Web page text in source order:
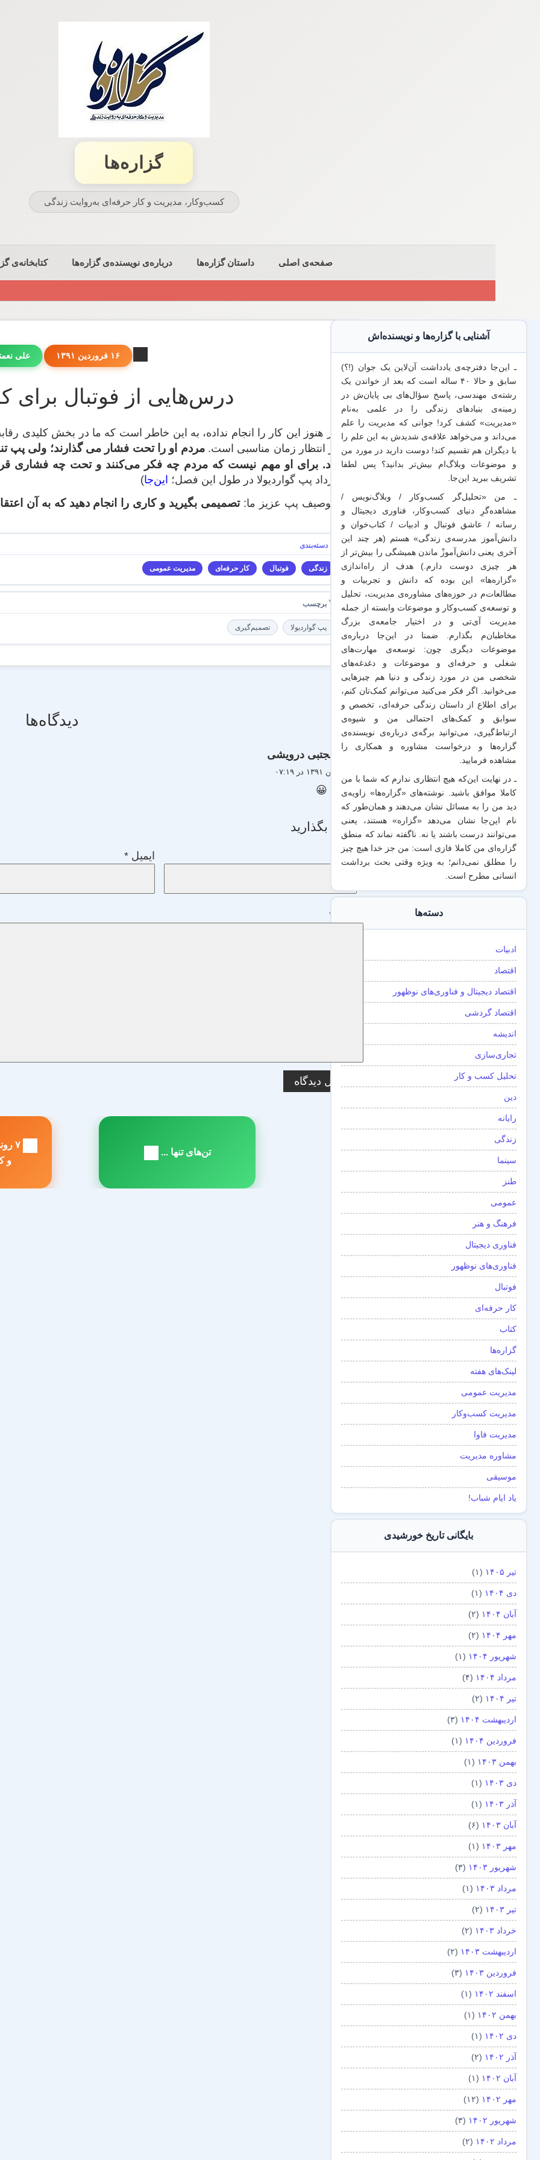
گزاره‌ها
کسب‌وکار، مدیریت و كار حرفه‌ای به‌روایت زندگی
صفحه‌ی اصلی داستان گزاره‌ها درباره‌ی نویسنده‌ی گزاره‌ها کتابخانه‌ی
۱۶ فروردین ۱۳۹۱ علی
درس‌هایی از فوتبال برای
«اگر هنوز این کار را انجام نداده، به این خاطر است که ما در بخش کلیدی
و در انتظار زمان مناسبی است.مردم او را تحت فشار می گذارند؛ ولی پپ
باشد. برای او مهم نیست که مردم چه فکر می‌کنند و تحت چه فشاری
قرارداد پپ گواردیولا در طول این فصل؛
این‌جا)
در توصیف پپ عزیز ما:تصمیمی بگیرید و کاری را انجام دهید که به آن
🙂
زندگی فوتبال کار حرفه‌ای مدیریت عمومی
پپ گواردیولا تصمیم‌گیری
دیدگاه‌ها
مجتبی درویشی
احسنت 😀
دیدگاه بگذارید
نام* ایمیل*
*
راهبری
۷
و
مطلب
تن‌های تنها ...
آشنایی با گزاره‌ها و نویسنده‌اش
ـ این‌جا دفترچه‌ی یادداشت‌ آن‌لاین یک جوان (!؟)
سابق و حالا ۴۰ ساله است که بعد از خواندن یک
رشته‌ی مهندسی، پاسخ سؤال‌های بی پایان‌ش در
زمینه‌ی بنیادهای زندگی را در علمی به‌نام
«مدیریت» کشف کرد! جوانی که مدیریت را علم
می‌داند و می‌خواهد علاقه‌ی شدیدش به این علم را
بادیگران همتقسیم کند! دوست دارید در مورد من
و موضوعات وبلاگ‌ام بیش‌تر بدانید؟ پس لطفا
تشریف ببرید این‌جا.
ـ من «تحلیل‌گر کسب‌وکار / وبلاگ‌نویس /
مشاهده‌گرِ دنیای کسب‌وکار، فناوری دیجیتال و
رسانه / عاشق فوتبال و ادبیات / کتاب‌خوان و
دانش‌آموز مدرسه‌ی زندگی» هستم (هر چند این
آخری یعنی دانش‌آموزْ ماندن همیشگی را بیش‌تر از
هر چیزی دوست دارم.) هدف از راه‌اندازی
«گزاره‌ها» این بوده که دانش و تجربیات‌ و
مطالعات‌م در حوزه‌های مشاوره‌ی مدیریت، تحلیل
و توسعه‌ی کسب‌وکار و موضوعات وابسته از جمله
مدیریت آی‌تی و در اختیار جامعه‌ی بزرگ
مخاطبان‌م بگذارم. ضمنا در این‌جا درباره‌ی
موضوعات دیگری چون: توسعه‌ی مهارت‌های
شغلی و حرفه‌ای و موضوعات و دغدغه‌های
شخصی من در مورد زندگی و دنیا هم چیزهایی
می‌خوانید. اگر فکر می‌کنید می‌توانم کمک‌تان کنم،
برای اطلاع از داستان زندگی حرفه‌ای، تخصص و
سوابق و کمک‌های احتمالی من و شیو‌ه‌ی
ارتباط‌گیری، می‌توانید برگه‌یدرباره‌ی نویسنده‌ی
گزاره‌ها و درخواست مشاوره و همکاری را
مشاهده فرمایید.
ـ در نهایت این‌که هیچ انتظاری ندارم که شما با من
کاملا موافق باشید. نوشته‌های «گزاره‌ها» زاویه‌ی
دید من را به مسائل نشان می‌دهند و همان‌طور که
نام این‌جا نشان می‌دهد «گزاره‌» هستند، یعنی
می‌توانند درست باشند یا نه. ناگفته نماند که منطق
گزاره‌ای من کاملا فازی است: من جز خدا هیچ چیز
را مطلق نمی‌دانم؛ به ویژه وقتی بحث برداشت
انسانی مطرح است.
دسته‌ها
ادبیات
اقتصاد
اقتصاد دیجیتال و فناوری‌های نوظهور
اقتصاد گردشی
اندیشه
تجاری‌سازی
تحلیل کسب و کار
دین
رایانه
زندگی
سینما
طنز
عمومی
فرهنگ و هنر
فناوری دیجیتال
فناوری‌های نوظهور
فوتبال
کار حرفه‌ای
کتاب
گزاره‌ها
لینک‌های هفته
مدیریت عمومی
مدیریت کسب‌و‌کار
مدیریت فاوا
مشاوره مدیریت
موسیقی
یاد ایام شباب!
بایگانی تاریخ خورشیدی
تیر ۱۴۰۵ (۱)
دی ۱۴۰۴ (۱)
آبان ۱۴۰۴ (۲)
مهر ۱۴۰۴ (۲)
شهریور ۱۴۰۴ (۱)
مرداد ۱۴۰۴ (۴)
تیر ۱۴۰۴ (۲)
اردیبهشت ۱۴۰۴ (۳)
فروردین ۱۴۰۴ (۱)
بهمن ۱۴۰۳ (۱)
دی ۱۴۰۳ (۱)
آذر ۱۴۰۳ (۱)
آبان ۱۴۰۳ (۶)
مهر ۱۴۰۳ (۱)
شهریور ۱۴۰۳ (۳)
مرداد ۱۴۰۳ (۱)
تیر ۱۴۰۳ (۲)
خرداد ۱۴۰۳ (۲)
اردیبهشت ۱۴۰۳ (۲)
فروردین ۱۴۰۳ (۳)
اسفند ۱۴۰۲ (۱)
بهمن ۱۴۰۲ (۱)
دی ۱۴۰۲ (۱)
آذر ۱۴۰۲ (۲)
آبان ۱۴۰۲ (۱)
مهر ۱۴۰۲ (۱۲)
شهریور ۱۴۰۲ (۳)
مرداد ۱۴۰۲ (۲)